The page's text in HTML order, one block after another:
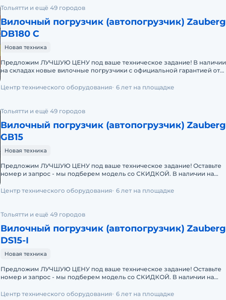
Тольятти и ещё 49 городов
Вилочный погрузчик (автопогрузчик) Zauberg
DB180 C
Новая техника
Предложим ЛУЧШУЮ ЦЕНУ под ваше техническое задание! В наличии
на складах новые вилочные погрузчики с официальной гарантией от
Центр технического оборудования 6 лет на площадке
Тольятти и ещё 49 городов
Вилочный погрузчик (автопогрузчик) Zauberg
GB15
Новая техника
Предложим ЛУЧШУЮ ЦЕНУ под ваше техническое задание! Оставьте
номер и запрос - мы подберем модель со СКИДКОЙ. В наличии на
Центр технического оборудования 6 лет на площадке
Тольятти и ещё 49 городов
Вилочный погрузчик (автопогрузчик) Zauberg
DS15-I
Новая техника
Предложим ЛУЧШУЮ ЦЕНУ под ваше техническое задание! Оставьте
номер и запрос - мы подберем модель со СКИДКОЙ. В наличии на
Центр технического оборудования 6 лет на площадке